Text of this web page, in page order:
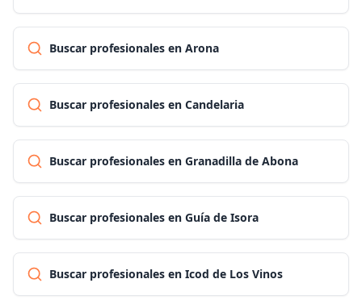
Buscar profesionales en Arona
Buscar profesionales en Candelaria
Buscar profesionales en Granadilla de Abona
Buscar profesionales en Guía de Isora
Buscar profesionales en Icod de Los Vinos